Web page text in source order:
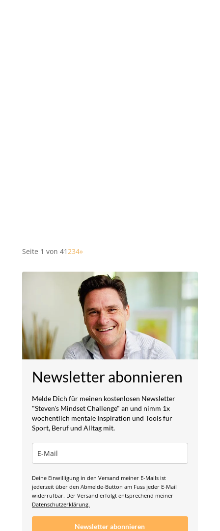
Seite 1 von 41234»
Newsletter abonnieren
Melde Dich für meinen kostenlosen Newsletter
"Steven's Mindset Challenge" an und nimm 1x
wöchentlich mentale Inspiration und Tools für
Sport, Beruf und Alltag mit.
Deine Einwilligung in den Versand meiner E-Mails ist
jederzeit über den Abmelde-Button am Fuss jeder E-Mail
widerrufbar. Der Versand erfolgt entsprechend meiner
Datenschutzerklärung.
Newsletter abonnieren